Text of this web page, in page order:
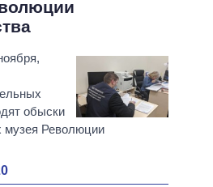
обыски
музея Революции